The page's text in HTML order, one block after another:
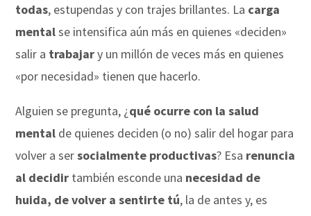
todas, estupendas y con trajes brillantes. La carga
mentalse intensifica aún más en quienes «deciden»
salir a trabajary un millón de veces más en quienes
«por necesidad» tienen que hacerlo.
Alguien se pregunta, ¿qué ocurre con la salud
mental de quienes deciden (o no) salir del hogar para
volver a sersocialmente productivas? Esa renuncia
al decidir también esconde una necesidad de
huida, de volver a sentirte tú, la de antes y, es